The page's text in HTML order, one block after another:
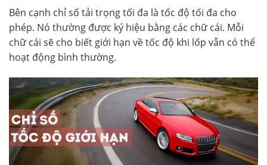
Bên cạnh chỉ số tải trọng tối đa là tốc độ tối đa cho
phép. Nó thường được ký hiệu bằng các chữ cái. Mỗi
chữ cái sẽ cho biết giới hạn về tốc độ khi lốp vẫn có thể
hoạt động bình thường.